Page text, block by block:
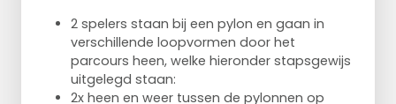
2 spelers staan bij een pylon en gaan in
verschillende loopvormen door het
parcours heen, welke hieronder stapsgewijs
uitgelegd staan:
2x heen en weer tussen de pylonnen op